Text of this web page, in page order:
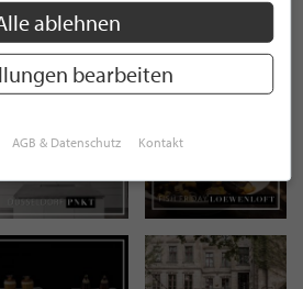
AUF
ablehnen
bearbeiten
AGB & Datenschutz Kontakt